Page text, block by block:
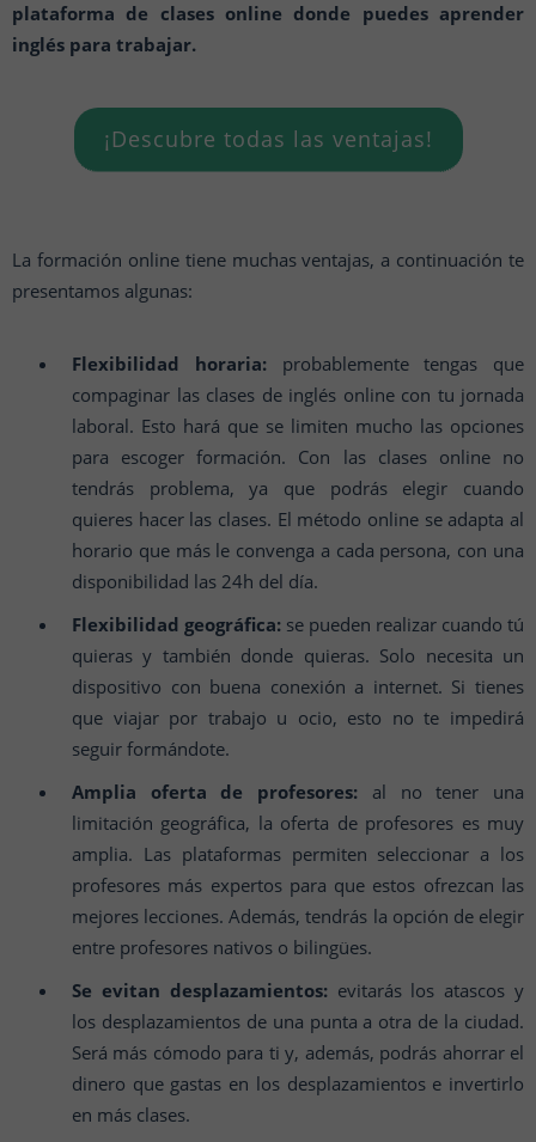
plataforma de clases online donde puedes aprender
inglés para trabajar.
¡Descubre todas las ventajas!
La formación online tiene muchas ventajas, a continuación te
presentamos algunas:
Flexibilidad horaria:probablemente tengas que
compaginar las clases de inglés online con tu jornada
laboral. Esto hará que se limiten mucho las opciones
para escoger formación. Con las clases online no
tendrás problema, ya que podrás elegir cuando
quieres hacer las clases. El método online se adapta al
horario que más le convenga a cada persona, con una
disponibilidad las 24h del día.
Flexibilidad geográfica: se pueden realizar cuando tú
quieras y también donde quieras. Solo necesita un
dispositivo con buena conexión a internet. Si tienes
que viajar por trabajo u ocio, esto no te impedirá
seguir formándote.
Amplia oferta de profesores: al no tener una
limitación geográfica, la oferta de profesores es muy
amplia. Las plataformas permiten seleccionar a los
profesores más expertos para que estos ofrezcan las
mejores lecciones. Además, tendrás la opción de elegir
entre profesores nativos o bilingües.
Se evitan desplazamientos:evitarás los atascos y
los desplazamientos de una punta a otra de la ciudad.
Será más cómodo para ti y, además, podrás ahorrar el
dinero que gastas en los desplazamientos e invertirlo
en más clases.